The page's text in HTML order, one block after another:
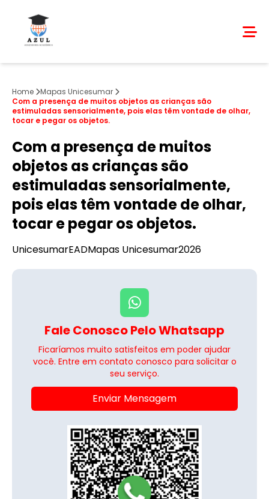
Home
Mapas Unicesumar
​Com a presença de muitos objetos as crianças são
estimuladas sensorialmente, pois elas têm vontade de olhar,
tocar e pegar os objetos.
​Com a presença de muitos
objetos as crianças são
estimuladas sensorialmente,
pois elas têm vontade de olhar,
tocar e pegar os objetos.
UnicesumarEADMapas Unicesumar2026
Fale Conosco Pelo Whatsapp
Ficaríamos muito satisfeitos em poder ajudar
você. Entre em contato conosco para solicitar o
seu serviço.
Enviar Mensagem